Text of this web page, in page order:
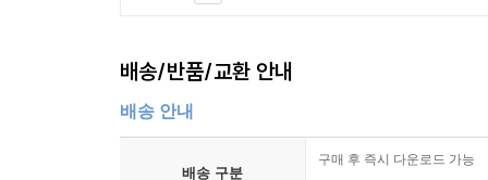
배송/반품/교환 안내
배송 안내
배송 구분
구매 후 즉시 다운로드 가능